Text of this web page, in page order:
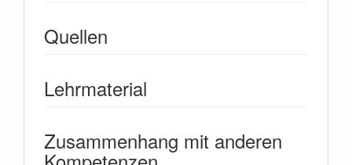
Quellen
Lehrmaterial
Zusammenhang mit anderen